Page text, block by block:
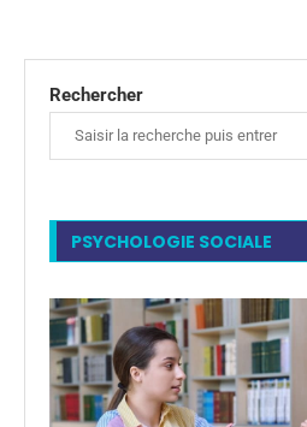
Rechercher
PSYCHOLOGIE SOCIALE